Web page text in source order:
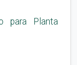
para Planta